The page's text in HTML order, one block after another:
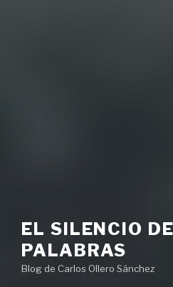
EL SILENCIO
PALABRAS
Blog de Carlos Ollero Sánchez